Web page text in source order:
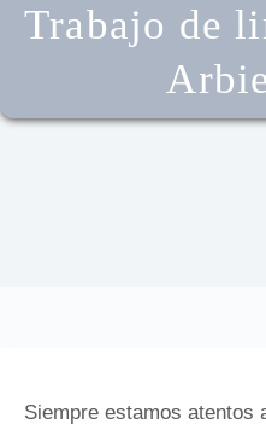
Trabajo de
Siempre estamos atentos